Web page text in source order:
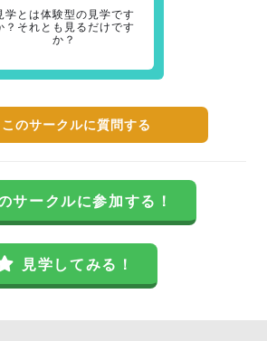
学とは体験型の見学です
？それとも見るだけです
か？
このサークルに質問する
サークルに参加する！
見学してみる！